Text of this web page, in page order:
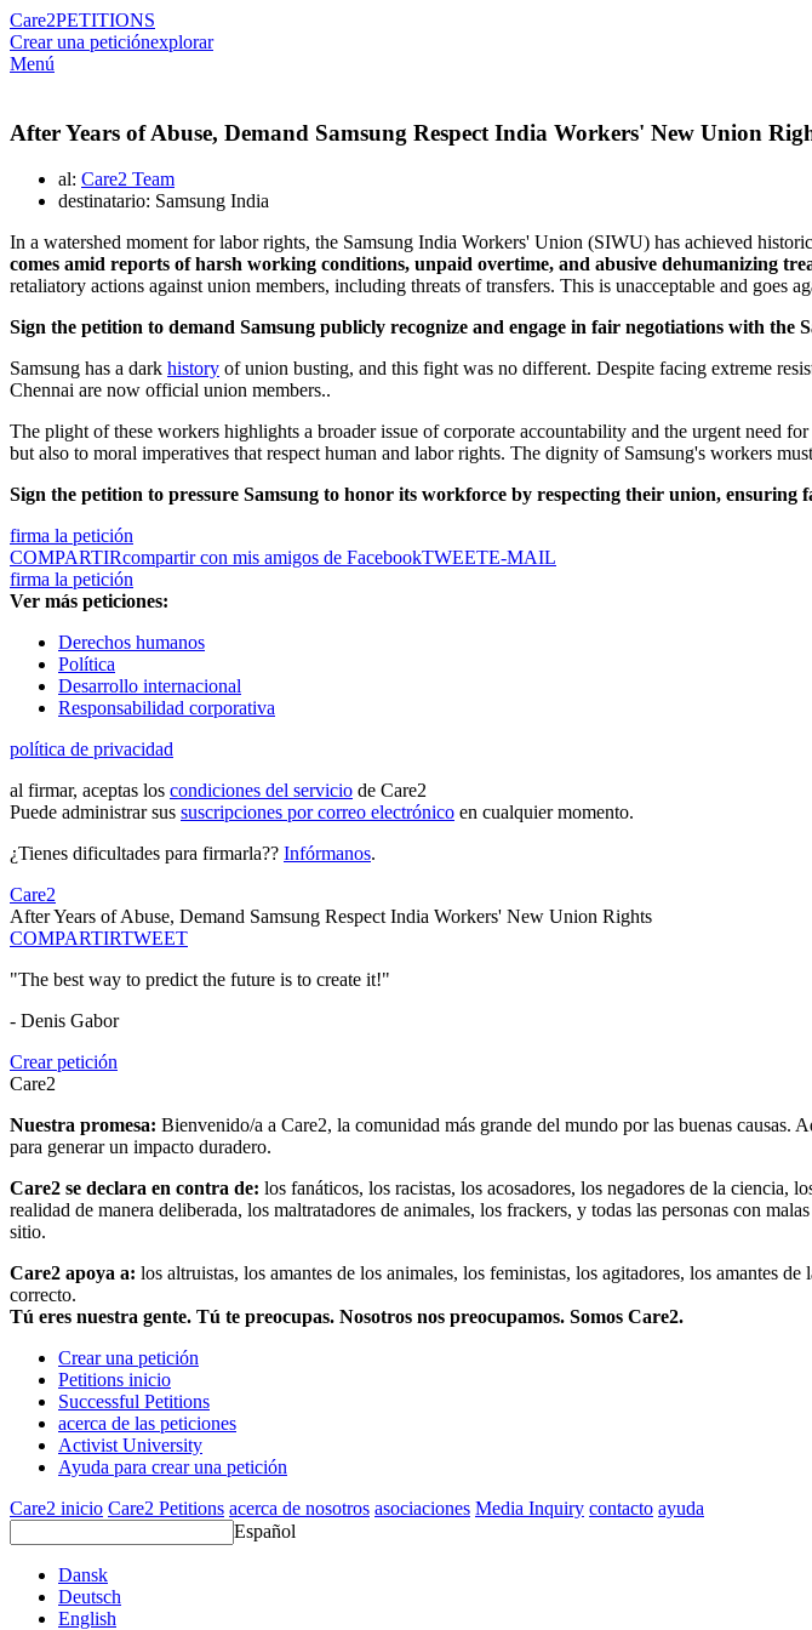
Care2PETITIONS
Crear una peticiónexplorar
Menú
After Years of Abuse, Demand Samsung Respect India Workers' New Union
al: Care2 Team
destinatario: Samsung India
In a watershed moment for labor rights, the Samsung India Workers' Union (SIWU) has achieved historic
comes amid reports of harsh working conditions, unpaid overtime, and abusive dehumanizing
retaliatory actions against union members, including threats of transfers. This is unacceptable and goes
Sign the petition to demand Samsung publicly recognize and engage in fair negotiations with
Samsung has a dark history of union busting, and this fight was no different. Despite facing extreme
Chennai are now official union members..
The plight of these workers highlights a broader issue of corporate accountability and the urgent need
but also to moral imperatives that respect human and labor rights. The dignity of Samsung's workers
Sign the petition to pressure Samsung to honor its workforce by respecting their union,
firma la petición
COMPARTIRcompartir con mis amigos de FacebookTWEETE-MAIL
firma la petición
Ver más peticiones:
Derechos humanos
Política
Desarrollo internacional
Responsabilidad corporativa
política de privacidad
al firmar, aceptas los condiciones del servicio de Care2
Puede administrar sus suscripciones por correo electrónico en cualquier momento.
¿Tienes dificultades para firmarla?? Infórmanos.
Care2
After Years of Abuse, Demand Samsung Respect India Workers' New Union Rights
COMPARTIRTWEET
"The best way to predict the future is to create it!"
- Denis Gabor
Crear petición
Care2
Nuestra promesa: Bienvenido/a a Care2, la comunidad más grande del mundo por las buenas causas.
para generar un impacto duradero.
Care2 se declara en contra de: los fanáticos, los racistas, los acosadores, los negadores de la ciencia,
realidad de manera deliberada, los maltratadores de animales, los frackers, y todas las personas con
sitio.
Care2 apoya a: los altruistas, los amantes de los animales, los feministas, los agitadores, los amantes
correcto.
Tú eres nuestra gente. Tú te preocupas. Nosotros nos preocupamos. Somos Care2.
Crear una petición
Petitions inicio
Successful Petitions
acerca de las peticiones
Activist University
Ayuda para crear una petición
Care2 inicio Care2 Petitions acerca de nosotros asociaciones Media Inquiry contacto ayuda
Español
Dansk
Deutsch
English